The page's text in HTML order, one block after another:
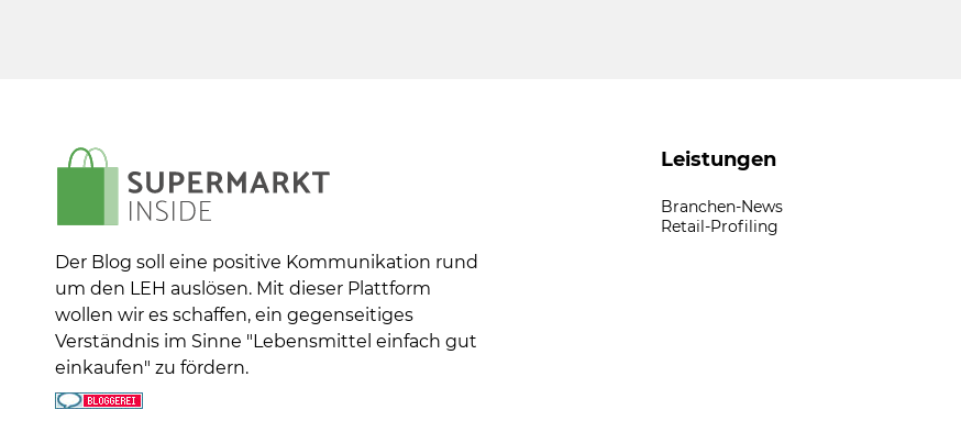
Der Blog soll eine positive Kommunikation rund
um den LEH auslösen. Mit dieser Plattform
wollen wir es schaffen, ein gegenseitiges
Verständnis im Sinne "Lebensmittel einfach gut
einkaufen" zu fördern.
Leistungen
Branchen-News
Retail-Profiling